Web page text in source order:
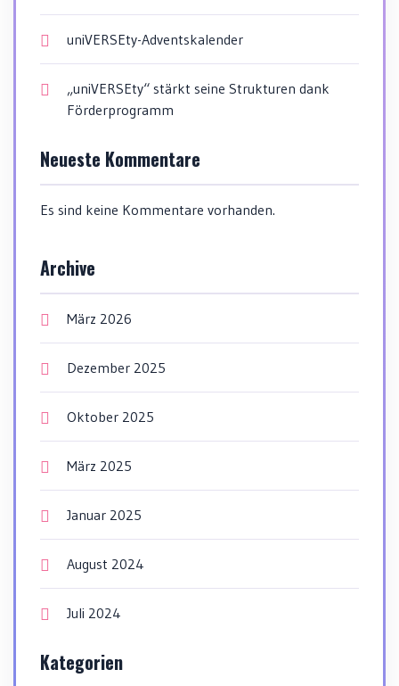
uniVERSEty-Adventskalender
„uniVERSEty“ stärkt seine Strukturen dank
Förderprogramm
Neueste Kommentare
Es sind keine Kommentare vorhanden.
Archive
März 2026
Dezember 2025
Oktober 2025
März 2025
Januar 2025
August 2024
Juli 2024
Kategorien